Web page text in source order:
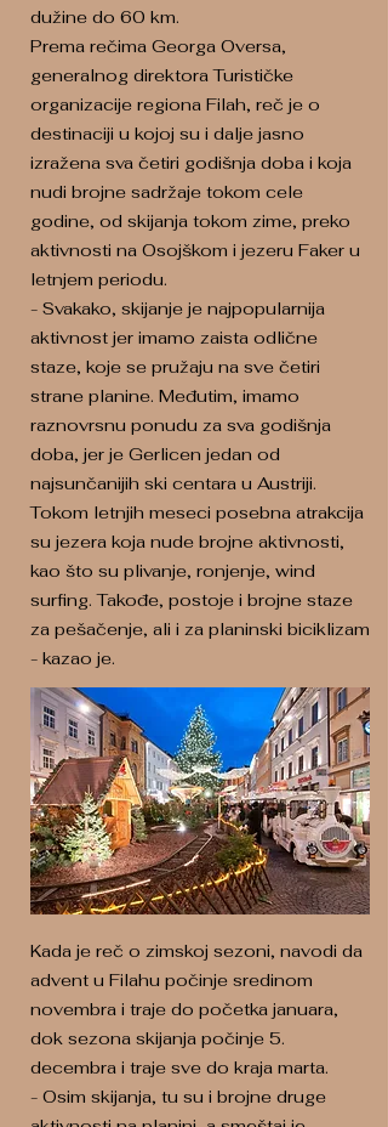
dužine do 60 km.
Prema rečima Georga Oversa,
generalnog direktora Turističke
organizacije regiona Filah, reč je o
destinaciji u kojoj su i dalje jasno
izražena sva četiri godišnja doba i koja
nudi brojne sadržaje tokom cele
godine, od skijanja tokom zime, preko
aktivnosti na Osojškom i jezeru Faker u
letnjem periodu.
- Svakako, skijanje je najpopularnija
aktivnost jer imamo zaista odlične
staze, koje se pružaju na sve četiri
strane planine. Međutim, imamo
raznovrsnu ponudu za sva godišnja
doba, jer je Gerlicen jedan od
najsunčanijih ski centara u Austriji.
Tokom letnjih meseci posebna atrakcija
su jezera koja nude brojne aktivnosti,
kao što su plivanje, ronjenje, wind
surfing. Takođe, postoje i brojne staze
za pešačenje, ali i za planinski biciklizam
- kazao je.
Kada je reč o zimskoj sezoni, navodi da
advent u Filahu počinje sredinom
novembra i traje do početka januara,
dok sezona skijanja počinje 5.
decembra i traje sve do kraja marta.
- Osim skijanja, tu su i brojne druge